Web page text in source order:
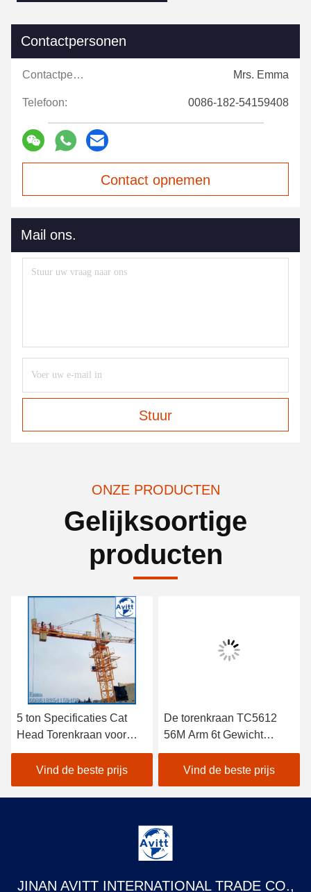
Contactpersonen
Contactpersonen: Mrs. Emma
Telefoon: 0086-182-54159408
Contact opnemen
Mail ons.
Stuur
ONZE PRODUCTEN
Gelijksoortige
producten
5 ton Specificaties Cat
Head Torenkraan voor
civiele bouwprojecten
Vind de beste prijs
De torenkraan TC5612
56M Arm 6t Gewicht
Building
Constructieapparatuur
Vind de beste prijs
JINAN AVITT INTERNATIONAL TRADE CO.,